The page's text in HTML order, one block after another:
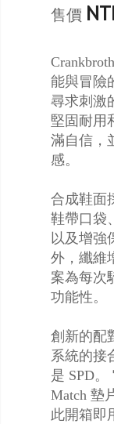
售價
能與冒險
尋求刺激
堅固耐用
滿自信，
感。
合成鞋面
鞋帶口袋
以及增強
外，纖維
案為每次
功能性。
創新的配
系統的接
是 SPD
Match 墊
此開箱即